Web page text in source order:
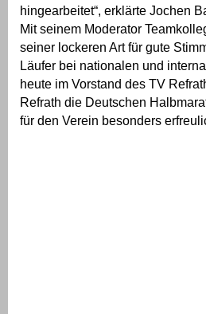
hingearbeitet“, erklärte Jochen
Mit seinem Moderator
seiner lockeren Art für gute
Läufer bei nationalen und
heute im Vorstand des TV
Refrath die Deutschen
für den Verein besonders